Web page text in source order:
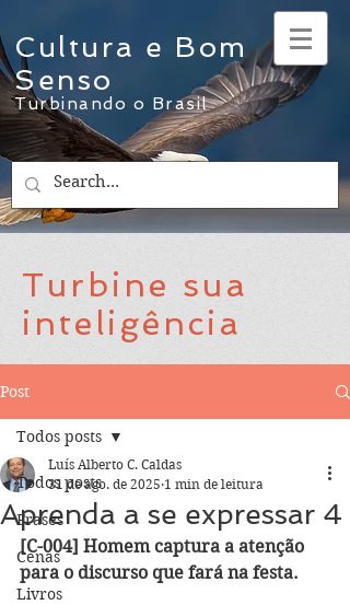
Cultura e Bom
Senso
Turbinando o Brasil
Turbine sua
inteligência
Post
Todos posts
Frases
Cenas
Livros
Todos posts
Aprenda a se expressar 4
Luís Alberto C. Caldas
31 de ago. de 2025 1 min de leitura
[C-004] Homem captura a atenção
para o discurso que fará na festa.